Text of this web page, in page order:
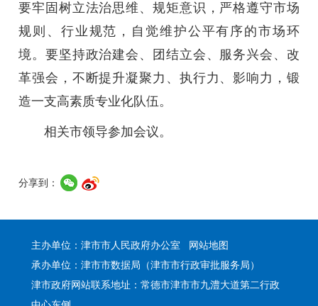
要牢固树立法治思维、规矩意识，严格遵守市场
规则、行业规范，自觉维护公平有序的市场环
境。要坚持政治建会、团结立会、服务兴会、改
革强会，不断提升凝聚力、执行力、影响力，锻
造一支高素质专业化队伍。
相关市领导参加会议。
分享到：
主办单位：津市市人民政府办公室 网站地图
承办单位：津市市数据局（津市市行政审批服务局）
津市政府网站联系地址：常德市津市市九澧大道第二行政